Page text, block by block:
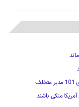
متکی باشند